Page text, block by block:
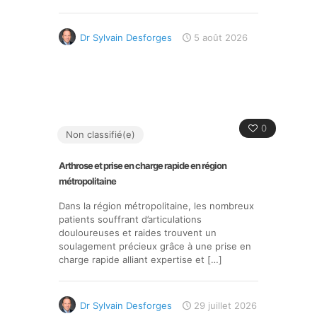
Dr Sylvain Desforges 5 août 2026
0
Non classifié(e)
Arthrose et prise en charge rapide en région
métropolitaine
Dans la région métropolitaine, les nombreux
patients souffrant d’articulations
douloureuses et raides trouvent un
soulagement précieux grâce à une prise en
charge rapide alliant expertise et […]
Dr Sylvain Desforges 29 juillet 2026